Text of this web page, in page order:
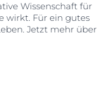
Wissenschaft für
wirkt. Für ein gutes
Jetzt mehr über